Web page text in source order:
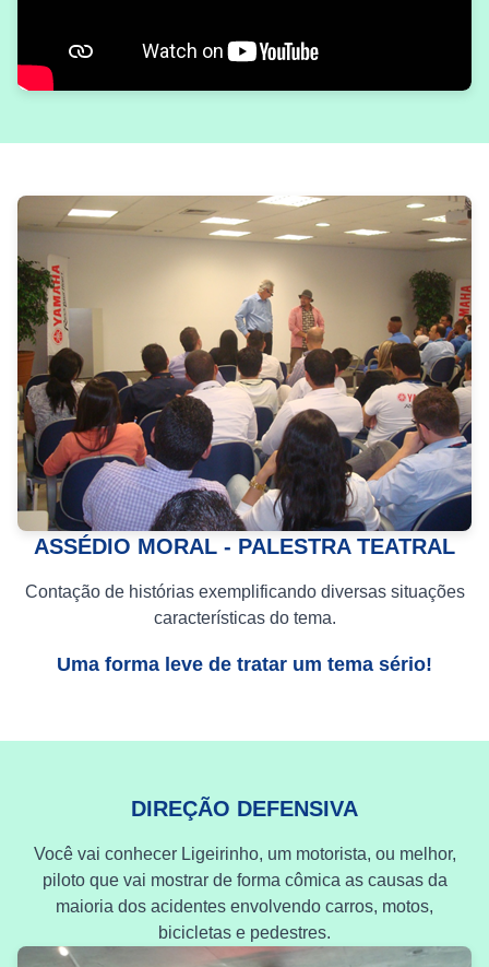
ASSÉDIO MORAL - PALESTRA TEATRAL
Contação de histórias exemplificando diversas situações
características do tema.
Uma forma leve de tratar um tema sério!
DIREÇÃO DEFENSIVA
Você vai conhecer Ligeirinho, um motorista, ou melhor,
piloto que vai mostrar de forma cômica as causas da
maioria dos acidentes envolvendo carros, motos,
bicicletas e pedestres.